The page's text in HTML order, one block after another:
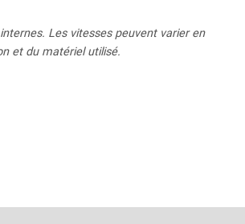
Les vitesses peuvent varier en
et du matériel utilisé.